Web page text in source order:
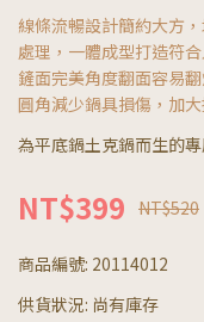
線條流暢設計簡約大方
處理，一體成型打造符
鏟面完美角度翻面容易
圓角減少鍋具損傷，加
為平底鍋土克鍋而生的
NT$399 NT$520
商品編號: 20114012
供貨狀況: 尚有庫存